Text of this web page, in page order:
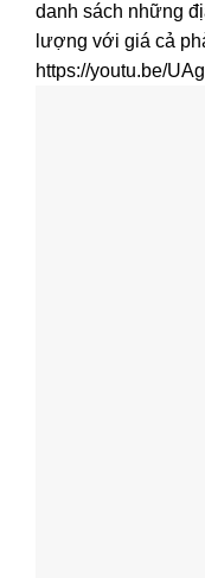
danh sách những
lượng với giá cả
https://youtu.be/